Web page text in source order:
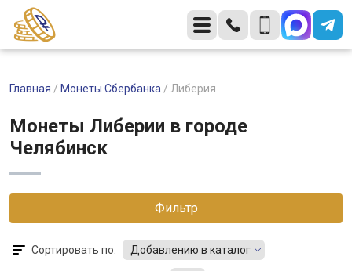
Главная / Монеты Сбербанка / Либерия
Монеты Либерии в городе
Челябинск
Фильтр
Сортировать по: Добавлению в каталог